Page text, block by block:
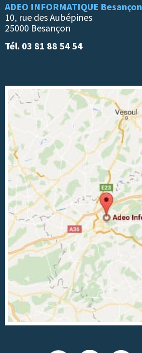
ADEO INFORMATIQUE Besançon
10, rue des Aubépines
25000 Besançon
Tél. 03 81 88 54 54